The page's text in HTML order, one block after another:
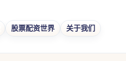
股票配资世界 关于我们